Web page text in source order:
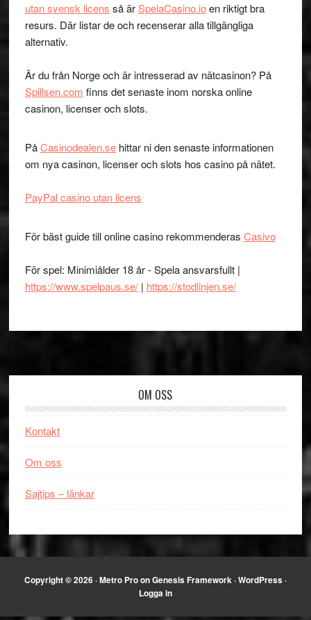
utan svensk licens så ärSpelaCasino.ioen riktigt bra
resurs. Där listar de och recenserar alla tillgängliga
alternativ.
Är du från Norge och är intresserad av nätcasinon? På
Spillsen.com finns det senaste inom norska online
casinon, licenser och slots.
PåCasinodealen.sehittar ni den senaste informationen
om nya casinon, licenser och slots hos casino på nätet.
PayPal casino utan licens
För bäst guide till online casino rekommenderas Casivo
För spel: Minimiålder 18 år - Spela ansvarsfullt |
https://www.spelpaus.se/| https://stodlinjen.se/
OM OSS
Kontakt
Om oss
Sajtips – länkar
Copyright © 2026 ·Metro ProonGenesis Framework ·WordPress ·
Logga in